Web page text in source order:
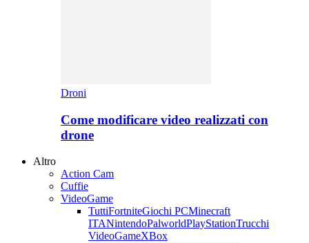
Droni
Come modificare video realizzati con
drone
Altro
Action Cam
Cuffie
VideoGame
TuttiFortniteGiochi PCMinecraft
ITANintendoPalworldPlayStationTrucchi
VideoGameXBox